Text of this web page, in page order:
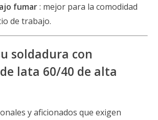
fumar: mejor para la comodidad
de trabajo.
soldadura con
lata 60/40 de alta
y aficionados que exigen